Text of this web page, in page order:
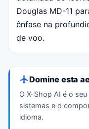
Douglas MD-11
ênfase na
de voo.
Domine esta
O X-Shop AI é o
sistemas e o
idioma.